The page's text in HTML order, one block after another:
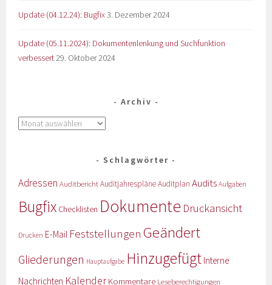
Update (04.12.24): Bugfix 3. Dezember 2024
Update (05.11.2024): Dokumentenlenkung und Suchfunktion
verbessert29. Oktober 2024
Archiv
Schlagwörter
Adressen AuditberichtAuditjahrespläneAuditplan Audits Aufgaben
Bugfix Checklisten Dokumente Druckansicht
Drucken E-Mail Feststellungen Geändert
Gliederungen Hauptaufgabe Hinzugefügt Interne
Nachrichten KalenderKommentare Leseberechtigungen